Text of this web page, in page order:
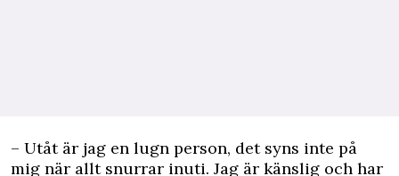
– Utåt är jag en lugn person, det syns inte på
mig när allt snurrar inuti. Jag är känslig och har